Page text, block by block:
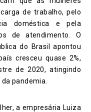
de trabalho, pelo
doméstica e pela
de atendimento. O
do Brasil apontou
cresceu quase 2%,
de 2020, atingindo
pandemia.
a empresária Luiza